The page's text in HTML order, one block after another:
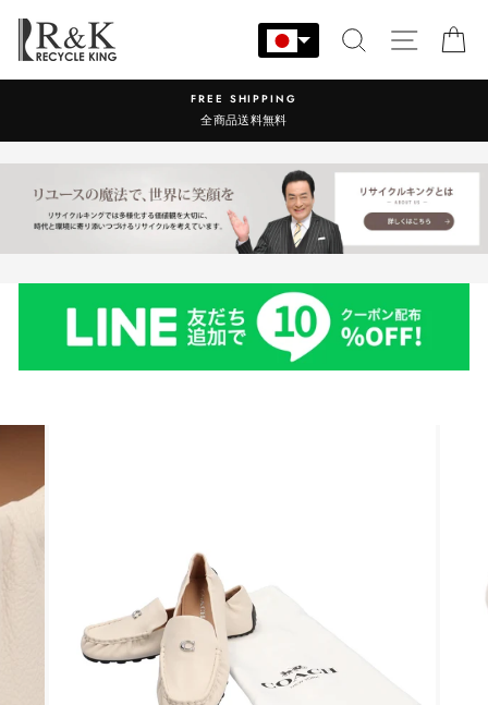
ン
す
検索 サイト